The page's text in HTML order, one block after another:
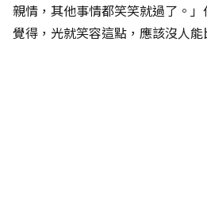
親情，其他事情都笑笑就過了。
覺得，光就笑容這點，應該沒人